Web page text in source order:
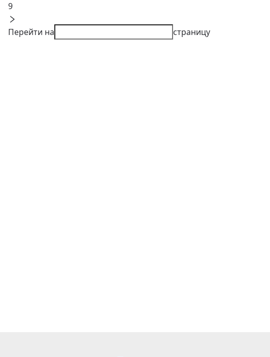
9
Перейти на страницу